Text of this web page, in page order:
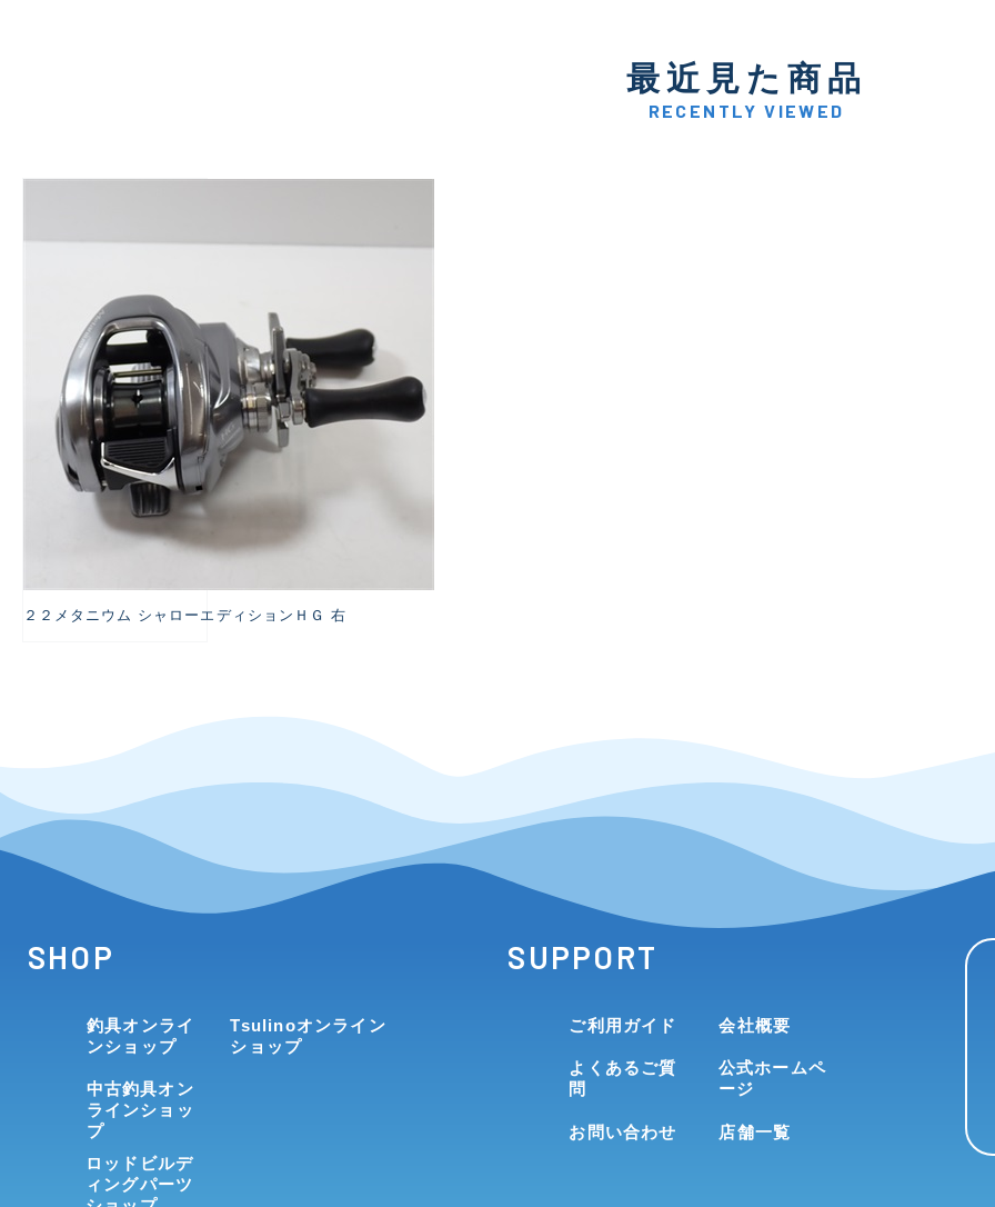
C-
い品
最近見た商品
RECENTLY VIEWED
２２メタニウム シャローエディションＨＧ 右
SHOP
釣具オンライ
ンショップ
中古釣具オン
ラインショッ
プ
ロッドビルデ
ィングパーツ
Tsulinoオンライン
ショップ
SUPPORT
ご利用ガイド
よくあるご質
問
お問い合わせ
会社概要
公式ホームペ
ージ
店舗一覧